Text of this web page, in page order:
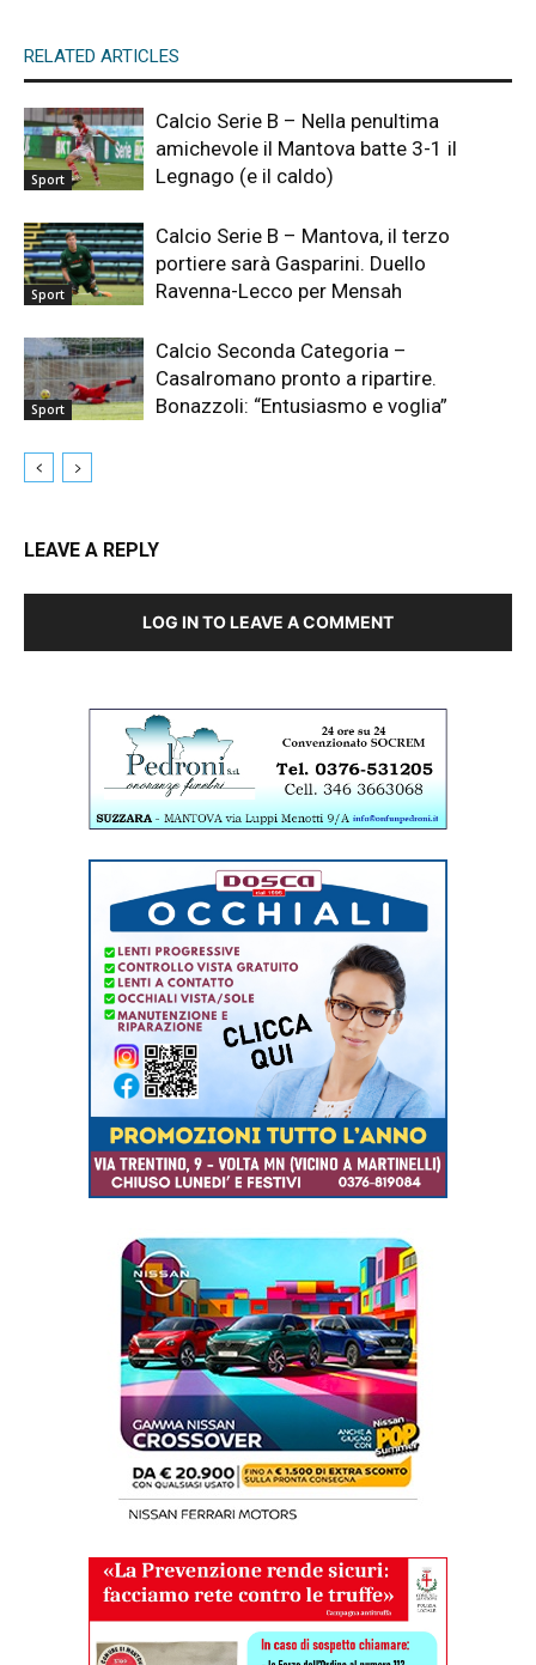
RELATED ARTICLES
Sport
Calcio Serie B – Nella penultima
amichevole il Mantova batte 3-1 il
Legnago (e il caldo)
Sport
Calcio Serie B – Mantova, il terzo
portiere sarà Gasparini. Duello
Ravenna-Lecco per Mensah
Sport
Calcio Seconda Categoria –
Casalromano pronto a ripartire.
Bonazzoli: “Entusiasmo e voglia”
LEAVE A REPLY
LOG IN TO LEAVE A COMMENT